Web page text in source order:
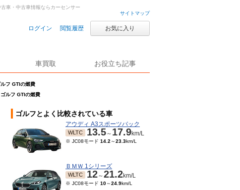
サイトマップ
ログイン 閲覧履歴 お気に入り
車買取 お役立ち記事
ルフ GTIの燃費
ゴルフ GTIの燃費
車・中古車情報ならカーセンサー
ゴルフとよく比較されている車
アウディ A3スポーツバック
WLTC 13.5～ 17.9km/L
※ JC08モード 14.2 ～23.3km/L
ＢＭＷ 1シリーズ
WLTC 12～21.2km/L
※ JC08モード 10～24.9km/L